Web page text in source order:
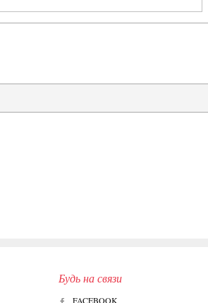
Будь на связи
FACEBOOK